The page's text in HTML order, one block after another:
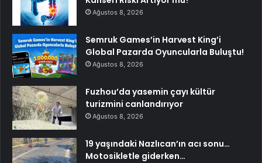
Ağustos 8, 2026
Semruk Games’in Harvest King’i
Global Pazarda Oyuncularla Buluştu!
Ağustos 8, 2026
Fuzhou’da yasemin çayı kültür
turizmini canlandırıyor
Ağustos 8, 2026
19 yaşındaki Nazlıcan’ın acı sonu…
Motosikletle giderken…